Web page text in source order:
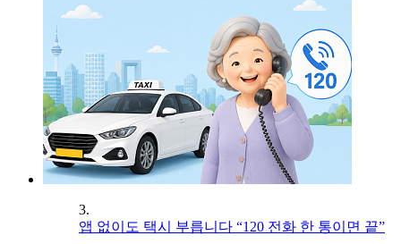
3.
앱 없이도 택시 부릅니다 “120 전화 한 통이면 끝”